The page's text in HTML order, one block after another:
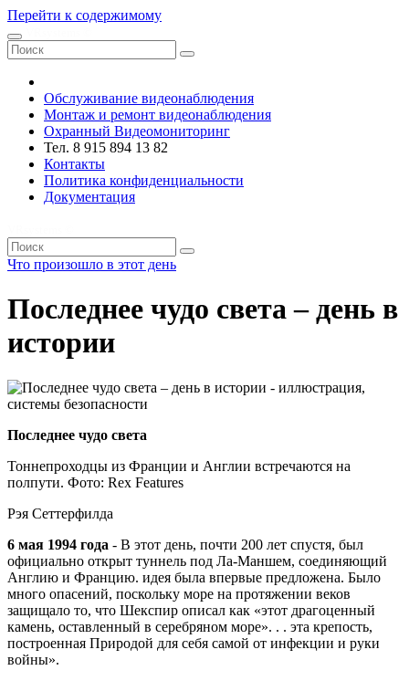
Перейти к содержимому
Обслуживание видеонаблюдения
Монтаж и ремонт видеонаблюдения
Охранный Видеомониторинг
Тел. 8 915 894 13 82
Контакты
Политика конфиденциальности
Документация
Что произошло в этот день
Последнее чудо света – день в
истории
Последнее чудо света
Тоннепроходцы из Франции и Англии встречаются на
полпути. Фото: Rex Features
Рэя Сеттерфилда
6 мая 1994 года - В этот день, почти 200 лет спустя, был
официально открыт туннель под Ла-Маншем, соединяющий
Англию и Францию. идея была впервые предложена. Было
много опасений, поскольку море на протяжении веков
защищало то, что Шекспир описал как «этот драгоценный
камень, оставленный в серебряном море». . . эта крепость,
построенная Природой для себя самой от инфекции и руки
войны».